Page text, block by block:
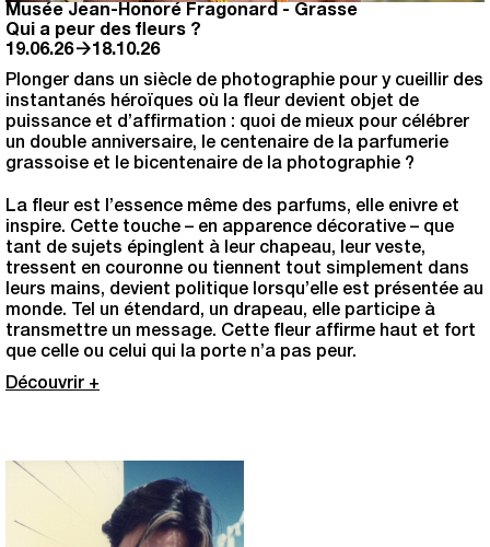
Musée Jean-Honoré Fragonard - Grasse
Qui a peur des fleurs ?
19.06.26→18.10.26
Plonger dans un siècle de photographie pour y cueillir des
instantanés héroïques où la fleur devient objet de
puissance et d’affirmation : quoi de mieux pour célébrer
un double anniversaire, le centenaire de la parfumerie
grassoise et le bicentenaire de la photographie ?
La fleur est l’essence même des parfums, elle enivre et
inspire. Cette touche – en apparence décorative – que
tant de sujets épinglent à leur chapeau, leur veste,
tressent en couronne ou tiennent tout simplement dans
leurs mains, devient politique lorsqu’elle est présentée au
monde. Tel un étendard, un drapeau, elle participe à
transmettre un message. Cette fleur affirme haut et fort
que celle ou celui qui la porte n’a pas peur.
Découvrir +